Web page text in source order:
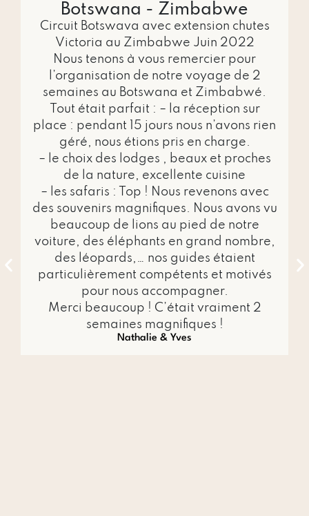
Botswana - Zimbabwe
Circuit Botswava avec extension chutes
Victoria au Zimbabwe Juin 2022
Nous tenons à vous remercier pour
l’organisation de notre voyage de 2
semaines au Botswana et Zimbabwé.
Tout était parfait : – la réception sur
place : pendant 15 jours nous n’avons rien
géré, nous étions pris en charge.
– le choix des lodges , beaux et proches
de la nature, excellente cuisine
– les safaris : Top ! Nous revenons avec
des souvenirs magnifiques. Nous avons vu
beaucoup de lions au pied de notre
voiture, des éléphants en grand nombre,
des léopards,… nos guides étaient
particulièrement compétents et motivés
pour nous accompagner.
Merci beaucoup ! C’était vraiment 2
semaines magnifiques !
Nathalie & Yves